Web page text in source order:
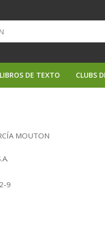
LIBROS DE TEXTO CLUBS
MOUTON
9